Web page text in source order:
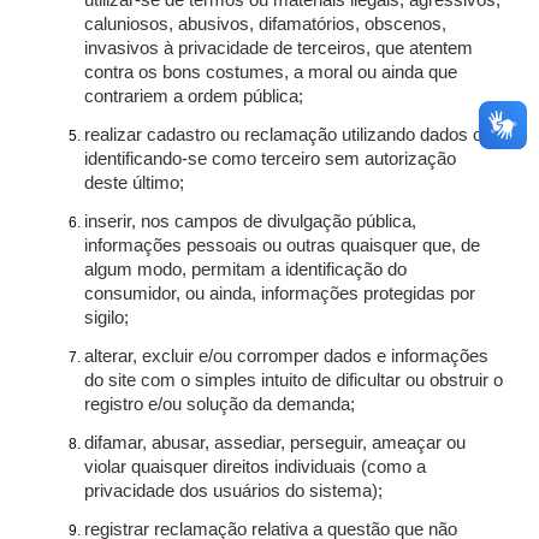
caluniosos, abusivos, difamatórios, obscenos,
invasivos à privacidade de terceiros, que atentem
contra os bons costumes, a moral ou ainda que
contrariem a ordem pública;
realizar cadastro ou reclamação utilizando dados ou
identificando-se como terceiro sem autorização
deste último;
inserir, nos campos de divulgação pública,
informações pessoais ou outras quaisquer que, de
algum modo, permitam a identificação do
consumidor, ou ainda, informações protegidas por
sigilo;
alterar, excluir e/ou corromper dados e informações
do site com o simples intuito de dificultar ou obstruir o
registro e/ou solução da demanda;
difamar, abusar, assediar, perseguir, ameaçar ou
violar quaisquer direitos individuais (como a
privacidade dos usuários do sistema);
registrar reclamação relativa a questão que não